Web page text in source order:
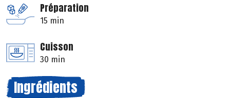
Préparation
15 min
Cuisson
30 min
Ingrédients